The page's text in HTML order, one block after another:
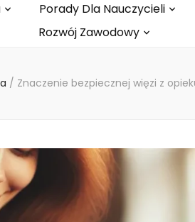
Porady Dla Nauczycieli
Rozwój Zawodowy
/ Znaczenie bezpiecznej więzi z